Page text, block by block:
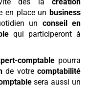
en place un business
un conseil en
qui participeront à
comptablepourra
de votrecomptabilité
sera aussi un